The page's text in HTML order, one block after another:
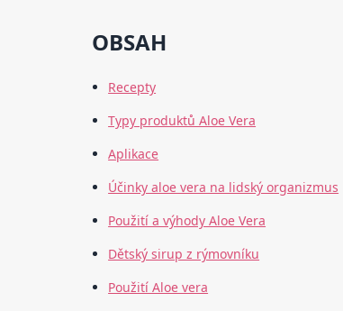
OBSAH
Recepty
Typy produktů Aloe Vera
Aplikace
Účinky aloe vera na lidský organizmus
Použití a výhody Aloe Vera
Dětský sirup z rýmovníku
Použití Aloe vera